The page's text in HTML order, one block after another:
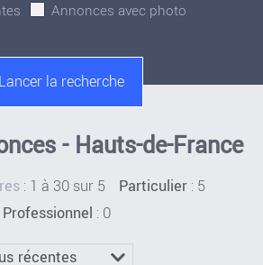
Annonces avec photo
- Hauts-de-France
: 1 à 30 sur 5 Particulier : 5
Professionnel : 0